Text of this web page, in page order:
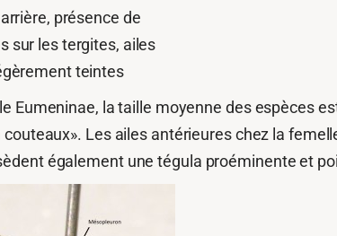
présence de
sur les tergites, ailes
teintes
Eumeninae, la taille moyenne des espèces
couteaux». Les ailes antérieures chez la
également une tégula proéminente et